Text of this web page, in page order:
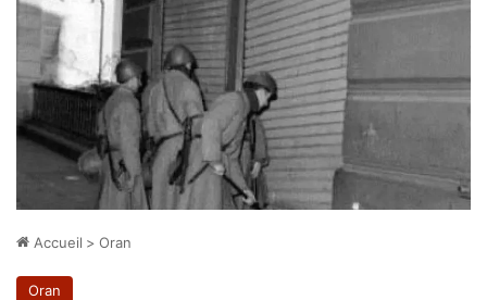
Accueil > Oran
Oran